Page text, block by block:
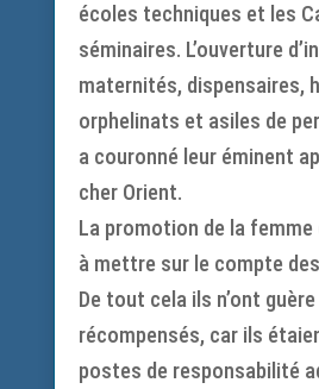
écoles techniques et les
séminaires. L’ouverture
maternités, dispensaires,
orphelinats et asiles de
a couronné leur éminent
cher Orient.
La promotion de la
à mettre sur le compte
De tout cela ils n’ont
récompensés, car ils
postes de responsabilité